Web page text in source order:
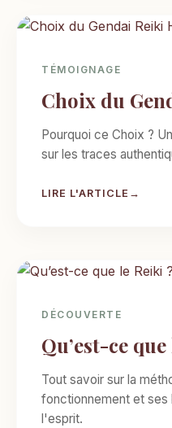
TÉMOIGNAGE
Choix du
Pourquoi ce Choix ?
sur les traces
LIRE L'ARTICLE
DÉCOUVERTE
Qu’est-ce
Tout savoir sur la
fonctionnement et
l'esprit.